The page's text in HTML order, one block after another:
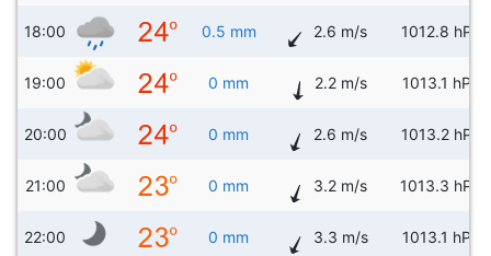
18:00 0.5 mm 2.6 m/s 1012.8 hPa
19:00 0 mm 2.2 m/s 1013.1 hPa
20:00 0 mm 2.6 m/s 1013.2 hPa
21:00 0 mm 3.2 m/s 1013.3 hPa
22:00 0 mm 3.3 m/s 1013.1 hPa